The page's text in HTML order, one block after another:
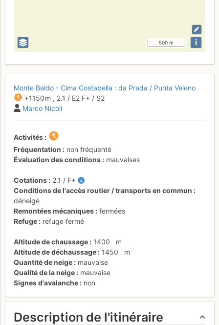
500 m i
Monte Baldo - Cima Costabella : da Prada / Punta Veleno
+1150 m , 2.1 / E2 F+ / S2
Marco Nicoli
Activités
Fréquentation
non fréquenté
Évaluation des conditions
mauvaises
Cotations 2.1 / F+
Conditions de l'accès routier / transports en commun
déneigé
Remontées mécaniques
fermées
Refuge
refuge fermé
Altitude de chaussage 1400
m
Altitude de déchaussage
1450
m
Quantité de neige
mauvaise
Qualité de la neige
mauvaise
Signes d'avalanche
non
Description de l'itinéraire